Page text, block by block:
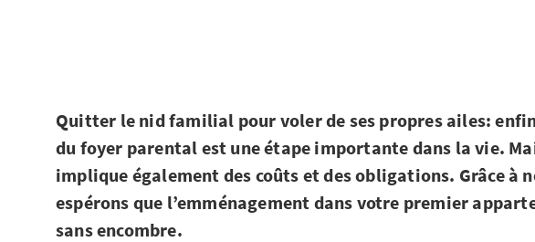
Quitter le nid familial pour voler de ses propres ailes:
du foyer parental est une étape importante dans la vie.
implique également des coûts et des obligations. Grâce à
espérons que l’emménagement dans votre premier
sans encombre.